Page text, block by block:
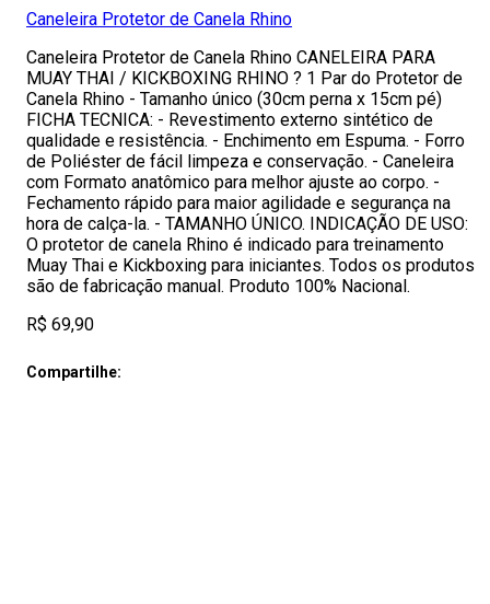
Caneleira Protetor de Canela Rhino
Caneleira Protetor de Canela Rhino CANELEIRA PARA
MUAY THAI / KICKBOXING RHINO ? 1 Par do Protetor de
Canela Rhino - Tamanho único (30cm perna x 15cm pé)
FICHA TECNICA: - Revestimento externo sintético de
qualidade e resistência. - Enchimento em Espuma. - Forro
de Poliéster de fácil limpeza e conservação. - Caneleira
com Formato anatômico para melhor ajuste ao corpo. -
Fechamento rápido para maior agilidade e segurança na
hora de calça-la. - TAMANHO ÚNICO. INDICAÇÃO DE USO:
O protetor de canela Rhino é indicado para treinamento
Muay Thai e Kickboxing para iniciantes. Todos os produtos
são de fabricação manual. Produto 100% Nacional.
R$ 69,90
Compartilhe: